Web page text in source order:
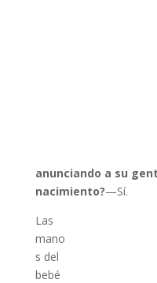
anunciando a su
nacimiento?—Sí.
Las
mano
s del
bebé